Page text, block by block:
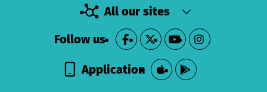
All our sites
Follow us
Application